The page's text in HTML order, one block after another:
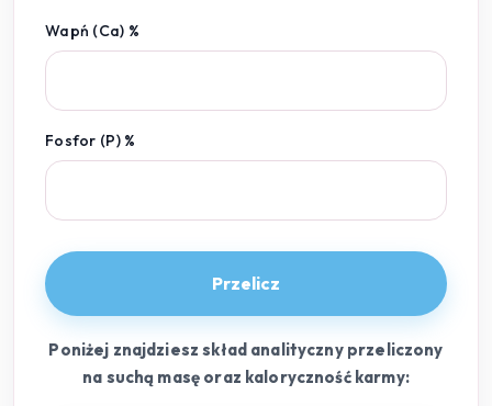
Wapń (Ca) %
Fosfor (P) %
Przelicz
Poniżej znajdziesz skład analityczny przeliczony
na suchą masę oraz kaloryczność karmy: